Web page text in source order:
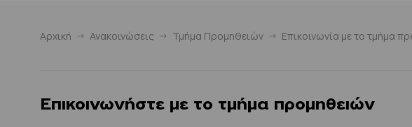
Αρχική Ανακοινώσεις Τμήμα Προμηθειών Επικοινωνία με το τμήμα
Επικοινωνήστε με το τμήμα προμηθειών